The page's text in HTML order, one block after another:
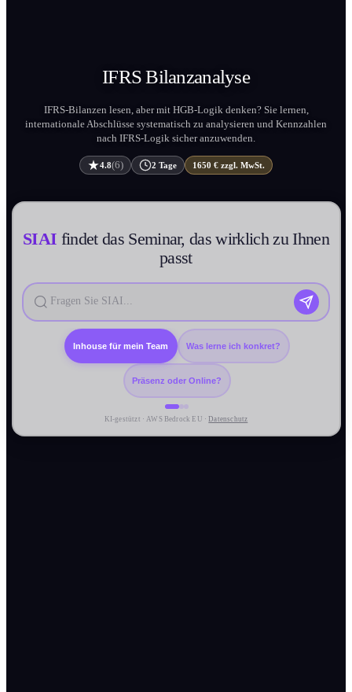
IFRSBilanz­analyse
IFRS-Bilanzen lesen, aber mit HGB-Logik denken? Sie lernen,
internation­ale Abschlüsse systematisch zu analysieren und Kennzahlen
nach IFRS-Logik sicher anzuwenden.
4.8(6) 2 Tage 1650 € zzgl. MwSt.
SIAI findet das Seminar, das wirklich zu Ihnen
passt
Was lerne ich konkret?
Präsenz oder Online?
Inhouse für mein Team
KI-gestützt · AWS Bedrock EU ·Datenschutz